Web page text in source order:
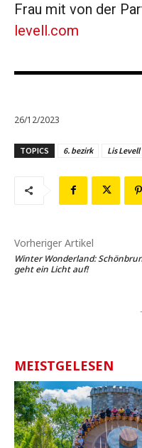
Frau mit von der
levell.com
26/12/2023
TOPICS 6. bezirk Lis Levell
Vorheriger Artikel
Winter Wonderland:
geht ein Licht auf!
MEISTGELESEN